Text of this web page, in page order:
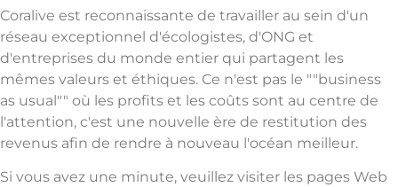
Coralive est reconnaissante de travailler au sein d'un
réseau exceptionnel d'écologistes, d'ONG et
d'entreprises du monde entier qui partagent les
mêmes valeurs et éthiques. Ce n'est pas le ""business
as usual"" où les profits et les coûts sont au centre de
l'attention, c'est une nouvelle ère de restitution des
revenus afin de rendre à nouveau l'océan meilleur.
Si vous avez une minute, veuillez visiter les pages Web